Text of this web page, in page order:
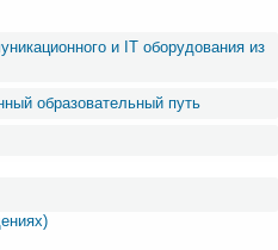
и IT оборудования из
образовательный путь